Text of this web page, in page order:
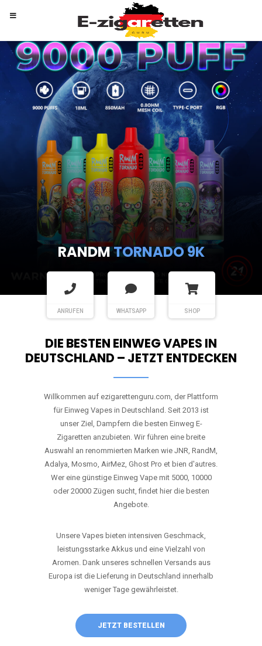
RANDMTORNADO 9K
ANRUFEN WHATSAPP SHOP
DIE BESTEN EINWEG VAPES IN
DEUTSCHLAND – JETZT ENTDECKEN
Willkommen auf ezigarettenguru.com, der Plattform
für Einweg Vapes in Deutschland. Seit 2013 ist
unser Ziel, Dampfern die besten Einweg E-
Zigaretten anzubieten. Wir führen eine breite
Auswahl an renommierten Marken wie JNR, RandM,
Adalya, Mosmo, AirMez, Ghost Pro et bien d'autres.
Wer eine günstige Einweg Vape mit 5000, 10000
oder 20000 Zügen sucht, findet hier die besten
Angebote.
Unsere Vapes bieten intensiven Geschmack,
leistungsstarke Akkus und eine Vielzahl von
Aromen. Dank unseres schnellen Versands aus
Europa ist die Lieferung in Deutschland innerhalb
weniger Tage gewährleistet.
JETZT BESTELLEN